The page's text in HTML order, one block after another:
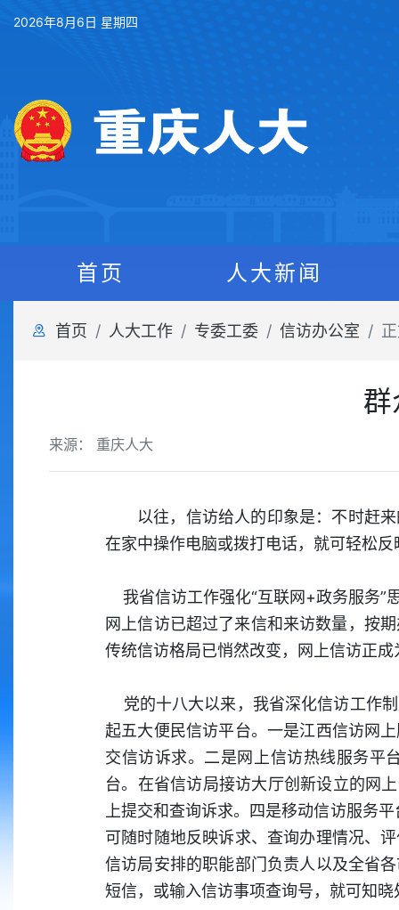
2026年8月6日 星期四
首页 人大新闻
首页 人大工作 专委工委 信访办公室
来源： 重庆人大
以往，信访给人的印象是：不时赶
在家中操作电脑或拨打电话，就可轻松
我省信访工作强化“互联网+政务服务”
网上信访已超过了来信和来访数量，按
传统信访格局已悄然改变，网上信访正
党的十八大以来，我省深化信访工作
起五大便民信访平台。一是江西信访网
交信访诉求。二是网上信访热线服务平
台。在省信访局接访大厅创新设立的网
上提交和查询诉求。四是移动信访服务
可随时随地反映诉求、查询办理情况、
信访局安排的职能部门负责人以及全省
短信，或输入信访事项查询号，就可知